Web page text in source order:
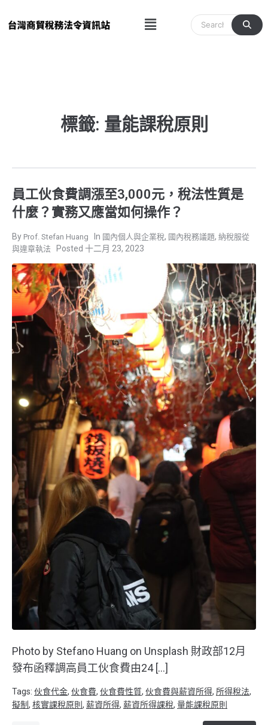
Menu
標籤: 量能課稅原則
員工伙食費調漲至3,000元，稅法性質是
什麼？實務又應當如何操作？
Prof. Stefan Huang 國內個人與企業稅, 國內稅務議題, 納稅服從
與違章執法
十二月 23, 2023
Photo by Stefano Huang on Unsplash 財政部12月
發布函釋調高員工伙食費由24 […]
Tags: 伙食代金, 伙食費, 伙食費性質, 伙食費與薪資所得, 所得稅法,
擬制, 核實課稅原則 , 薪資所得, 薪資所得課稅, 量能課稅原則